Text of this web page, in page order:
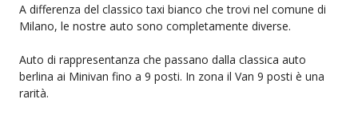
A differenza del classico taxi bianco che trovi nel comune di
Milano, le nostre auto sono completamente diverse.
Auto di rappresentanza che passano dalla classica auto
berlina ai Minivan fino a 9 posti. In zona il Van 9 posti è una
rarità.